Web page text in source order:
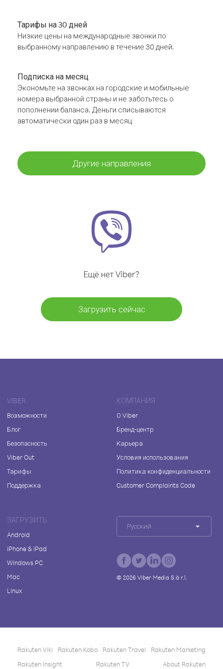
Тарифы на 30 дней
Низкие цены на международные звонки по
выбранному направлению в течение 30 дней.
Подписка на месяц
Экономьте на звонках на городские и мобильные
номера выбранной страны и не заботьтесь о
пополнении баланса. Деньги списываются
автоматически один раз в месяц
Другие направления
Ещё нет Viber?
Загрузить сейчас
VIBER
Возможности
Блог
Безопасность
Viber Out
Тарифы
Поддержка
КОМПАНИЯ
О Viber
Бренд-центр
Карьера
Условия использования
Политика конфиденциальности
Customer Complaints Code
ЗАГРУЗИТЬ
Android
iPhone & iPad
Windows PC
Mac
Linux
Русский
© 2026Viber Media S.à r.l.
Rakuten Viki Rakuten Kobo Rakuten Travel
Rakuten Marketing
Rakuten Insight
Rakuten TV About Rakuten